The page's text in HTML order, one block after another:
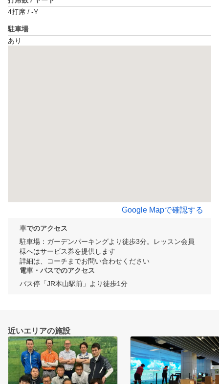
4打席 / -Y
駐車場
あり
Google Mapで確認する
車でのアクセス
駐車場：ガーデンパーキングより徒歩3分。レッスン会員
様へはサービス券を提供します
詳細は、コーチまでお問い合わせください
電車・バスでのアクセス
バス停「JR本山駅前」より徒歩1分
近いエリアの施設